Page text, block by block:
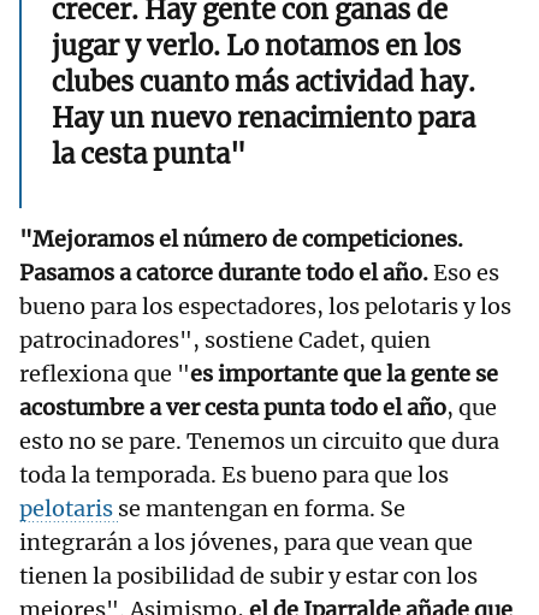
crecer. Hay gente con ganas de
jugar y verlo. Lo notamos en los
clubes cuanto más actividad hay.
Hay un nuevo renacimiento para
la cesta punta"
"Mejoramos el número de competiciones.
Pasamos a catorce durante todo el año.Eso es
bueno para los espectadores, los pelotaris y los
patrocinadores", sostiene Cadet, quien
reflexiona que "es importante que la gente se
acostumbre a ver cesta punta todo el año, que
esto no se pare. Tenemos un circuito que dura
toda la temporada. Es bueno para que los
pelotaris se mantengan en forma. Se
integrarán a los jóvenes, para que vean que
tienen la posibilidad de subir y estar con los
mejores". Asimismo, el de Iparralde añade que